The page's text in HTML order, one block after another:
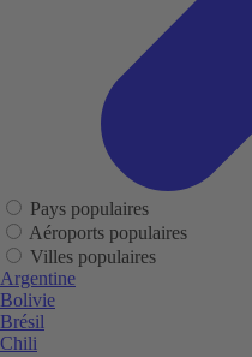
Pays populaires
Aéroports populaires
Villes populaires
Argentine
Bolivie
Brésil
Chili